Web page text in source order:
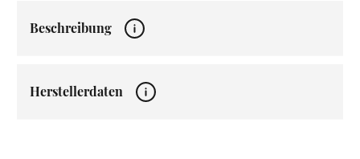
Beschreibung
Herstellerdaten